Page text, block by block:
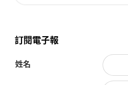
訂閱電子報
姓名